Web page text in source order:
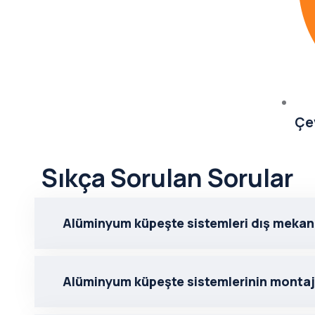
Sıkça Sorulan Sorular
Alüminyum küpeşte sistemleri dış
Alüminyum küpeşte sistemlerinin